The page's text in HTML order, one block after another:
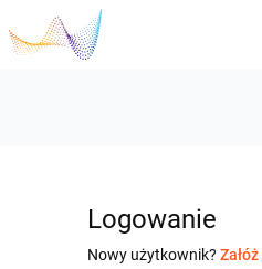
Logowanie
Nowy użytkownik?